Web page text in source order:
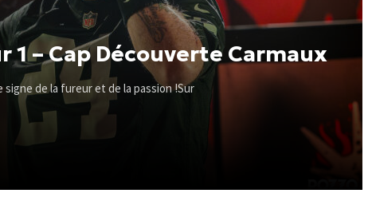
1 – Cap Découverte Carmaux
de la fureur et de la passion !Sur